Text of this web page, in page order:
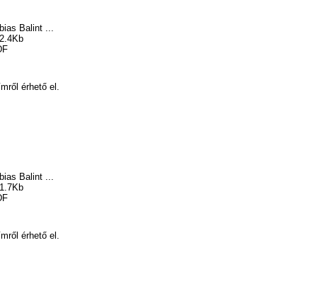
Balint ...
érhető el.
Balint ...
érhető el.